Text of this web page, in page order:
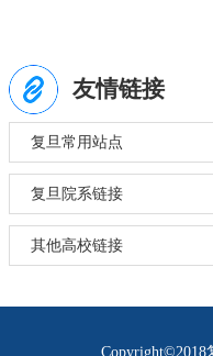
友情链接
复旦常用站点
复旦院系链接
其他高校链接